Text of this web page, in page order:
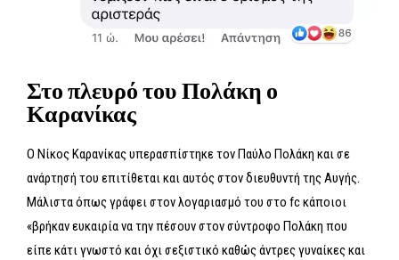
Στο πλευρό του Πολάκη ο
Καρανίκας
Ο Νίκος Καρανίκας υπερασπίστηκε τον Παύλο Πολάκη και σε
ανάρτησή του επιτίθεται και αυτός στον διευθυντή της Αυγής.
Μάλιστα όπως γράφει στον λογαριασμό του στο fc κάποιοι
«βρήκαν ευκαιρία να την πέσουν στον σύντροφο Πολάκη που
είπε κάτι γνωστό και όχι σεξιστικό καθώς άντρες γυναίκες και